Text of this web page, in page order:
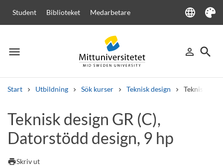
Student Biblioteket Medarbetare language
Language
Tema
menu
Meny person_outline
Logga in
search
Sök
Start Utbildning Sök kurser Teknisk design Teknisk
Andra söktjänster
Kurser och programKursplanerVälkomstbrev
Teknisk design GR (C),
Datorstödd design, 9 hp
printSkriv ut